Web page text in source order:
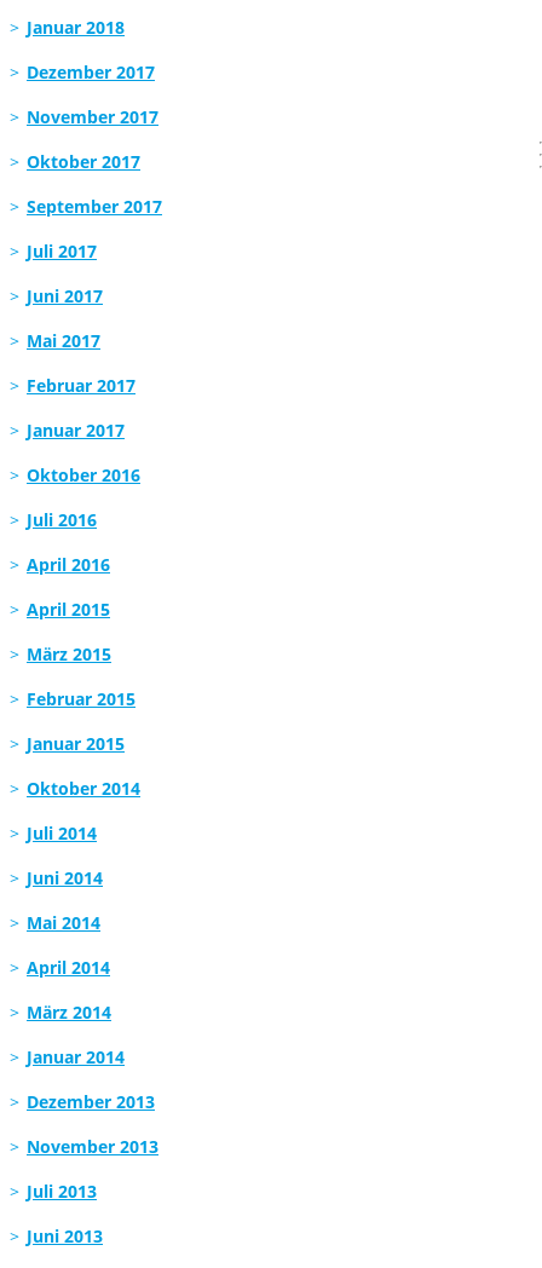
Januar 2018
Dezember 2017
November 2017
Oktober 2017
September 2017
Juli 2017
Juni 2017
Mai 2017
Februar 2017
Januar 2017
Oktober 2016
Juli 2016
April 2016
April 2015
März 2015
Februar 2015
Januar 2015
Oktober 2014
Juli 2014
Juni 2014
Mai 2014
April 2014
März 2014
Januar 2014
Dezember 2013
November 2013
Juli 2013
Juni 2013